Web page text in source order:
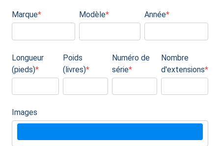
Marque* Modèle* Année*
Longueur
(pieds)*
Poids
(livres)*
Numéro de
série*
Nombre
d'extensions*
Images